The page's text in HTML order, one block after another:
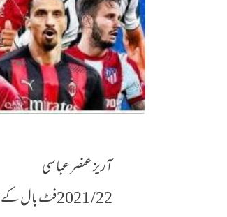
2021/22 فٹبال کا سال
آریز عنصر عباسی
22/ 2021فٹ بال کے شائقین کے لیے ایک بہترین سال ثابت ہوا۔ پورےسال میں بہت سے دلچسپ میچز کو ملے۔